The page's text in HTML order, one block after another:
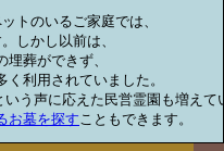
トのいるご家庭では、
しかし以前は、
葬ができず、
利用されていました。
う声に応えた民営霊園も増えて
お墓を探すこともできます。